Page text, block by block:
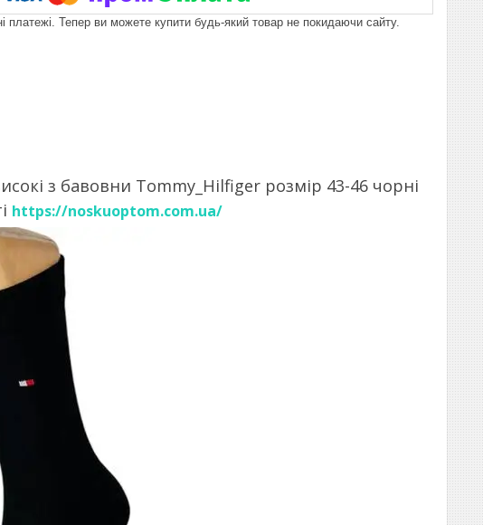
платежі. Тепер ви можете купити будь-який товар не покидаючи сайту.
з бавовни Tommy_Hilfiger розмір 43-46 чорні
https://noskuoptom.com.ua/